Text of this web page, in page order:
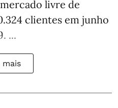
livre de
clientes em junho
...
mais